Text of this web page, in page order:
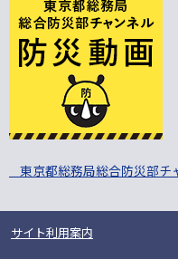
東京都総務局総合防災部チ
サイト利用案内